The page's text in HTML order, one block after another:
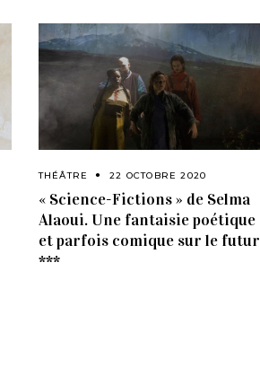
THÉÂTRE 22 OCTOBRE 2020
« Science-Fictions » de Selma
Alaoui. Une fantaisie poétique
et parfois comique sur le futur
***